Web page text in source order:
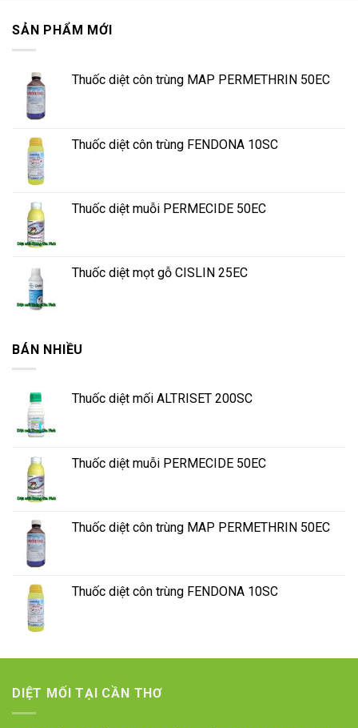
SẢN PHẨM MỚI
Thuốc diệt côn trùng MAP PERMETHRIN 50EC
Thuốc diệt côn trùng FENDONA 10SC
Thuốc diệt muỗi PERMECIDE 50EC
Thuốc diệt mọt gỗ CISLIN 25EC
BÁN NHIỀU
Thuốc diệt mối ALTRISET 200SC
Thuốc diệt muỗi PERMECIDE 50EC
Thuốc diệt côn trùng MAP PERMETHRIN 50EC
Thuốc diệt côn trùng FENDONA 10SC
DIỆT MỐI TẠI CẦN THƠ